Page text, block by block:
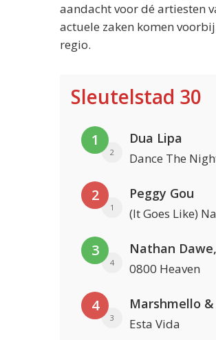
aandacht voor dé artiesten
actuele zaken komen
regio.
Sleutelstad 30
1
2
Dua Lipa
Dance The
2
1
Peggy Gou
(It Goes Like)
3
4 0800 Heaven
4
3
Marshmello
Esta Vida